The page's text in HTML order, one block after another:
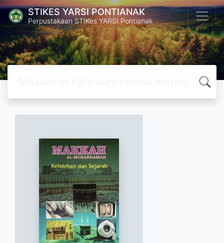
STIKES YARSI PONTIANAK
Perpustakaan STIKes YARSI Pontianak